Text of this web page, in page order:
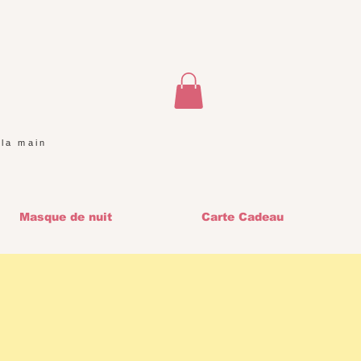
main
Masque de nuit Carte Cadeau